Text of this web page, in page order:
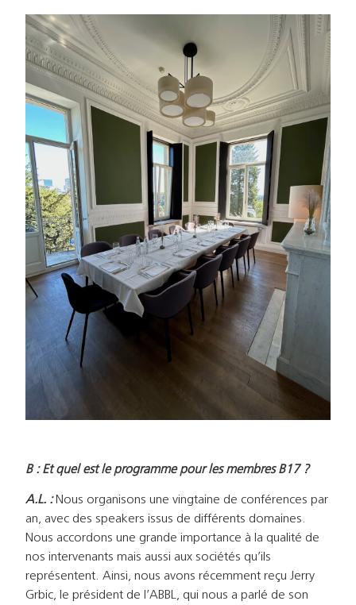
B : Et quel est le programme pour les membres B17 ?
A.L. :Nous organisons une vingtaine de conférences par
an, avec des speakers issus de différents domaines.
Nous accordons une grande importance à la qualité de
nos intervenants mais aussi aux sociétés qu’ils
représentent. Ainsi, nous avons récemment reçu Jerry
Grbic, le président de l’ABBL, qui nous a parlé de son